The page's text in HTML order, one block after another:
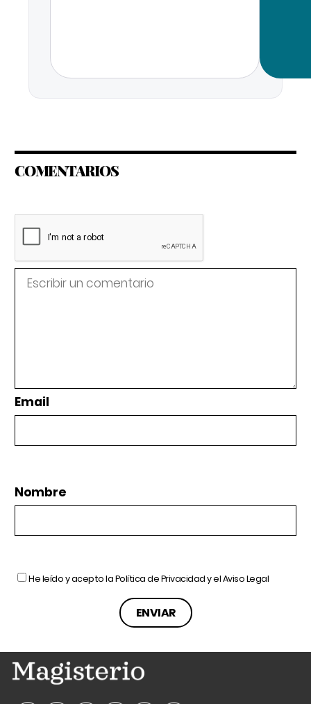
COMENTARIOS
Email
Nombre
He leído y acepto laPolítica de Privacidady elAviso Legal